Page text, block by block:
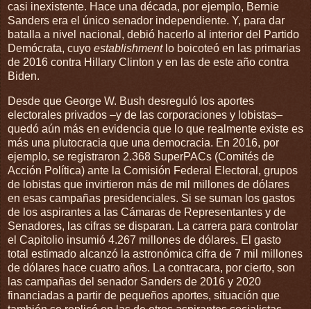
casi inexistente. Hace una década, por ejemplo, Bernie
Sanders era el único senador independiente. Y, para dar
batalla a nivel nacional, debió hacerlo al interior del Partido
Demócrata, cuyo establishmentlo boicoteó en las primarias
de 2016 contra Hillary Clinton y en las de este año contra
Biden.
Desde que George W. Bush desreguló los aportes
electorales privados –y de las corporaciones y lobistas–
quedó aún más en evidencia que lo que realmente existe es
más una plutocracia que una democracia. En 2016, por
ejemplo, se registraron 2.368 SuperPACs (Comités de
Acción Política) ante la Comisión Federal Electoral, grupos
de lobistas que invirtieron más de mil millones de dólares
en esas campañas presidenciales. Si se suman los gastos
de los aspirantes a las Cámaras de Representantes y de
Senadores, las cifras se disparan. La carrera para controlar
el Capitolio insumió 4.267 millones de dólares. El gasto
total estimado alcanzó la astronómica cifra de 7 mil millones
de dólares hace cuatro años. La contracara, por cierto, son
las campañas del senador Sanders de 2016 y 2020
financiadas a partir de pequeños aportes, situación que